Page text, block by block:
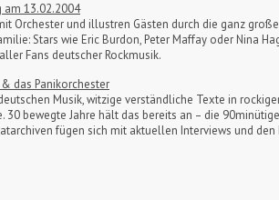
am 13.02.2004
Orchester und illustren Gästen durch die ganz
Stars wie Eric Burdon, Peter Maffay oder Nina
Fans deutscher Rockmusik.
das Panikorchester
Musik, witzige verständliche Texte in
bewegte Jahre hält das bereits an – die
fügen sich mit aktuellen Interviews und den